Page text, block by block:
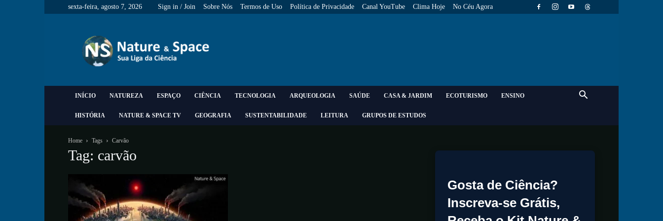
sexta-feira, agosto 7, 2026 Sign in / Join Sobre Nós Termos de Uso Política de Privacidade Canal YouTube Clima Hoje No Céu Agora
&
Space
INÍCIO NATUREZA ESPAÇO CIÊNCIA TECNOLOGIA ARQUEOLOGIA SAÚDE CASA & JARDIM ECOTURISMO ENSINO
HISTÓRIA NATURE & SPACE TV GEOGRAFIA SUSTENTABILIDADE LEITURA GRUPOS DE ESTUDOS
Home Tags Carvão
Tag: carvão
Gosta de Ciência?
Inscreva-se Grátis,